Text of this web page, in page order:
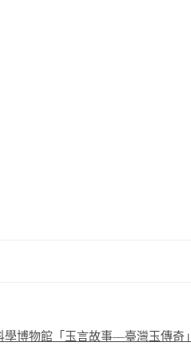
學博物館「玉言故事—臺灣玉傳奇